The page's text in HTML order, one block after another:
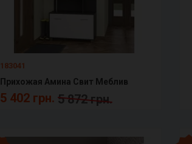
183041
Прихожая Амина Свит Меблив
5 402 грн. 5 872 грн.